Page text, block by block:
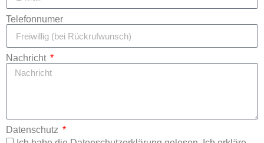
Telefonnumer
Nachricht
Datenschutz